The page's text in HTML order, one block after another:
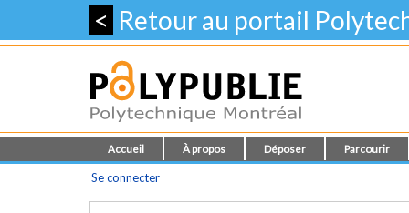
< Retour au portail
Accueil À propos Déposer Parcourir
Se connecter